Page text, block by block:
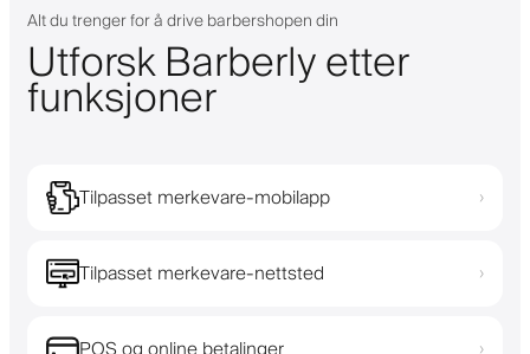
Alt du trenger for å drive barbershopen din
Utforsk Barberly etter
funksjoner
Tilpasset merkevare-mobilapp ›
Tilpasset merkevare-nettsted ›